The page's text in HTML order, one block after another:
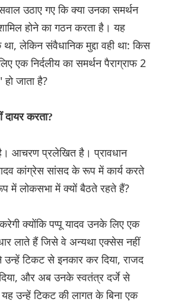
उठाए गए कि क्या उनका समर्थन
होने का गठन करता है। यह
लेकिन संवैधानिक मुद्दा वही था: किस
एक निर्दलीय का समर्थन पैराग्राफ 2
जाता है?
दायर करता?
आचरण प्रलेखित है। प्रावधान
कांग्रेस सांसद के रूप में कार्य करते
में लोकसभा में क्यों बैठते रहते हैं?
क्योंकि पप्पू यादव उनके लिए एक
लाते हैं जिसे वे अन्यथा एक्सेस नहीं
टिकट से इनकार कर दिया, राजद
और अब उनके स्वतंत्र दर्जे से
यह उन्हें टिकट की लागत के बिना एक